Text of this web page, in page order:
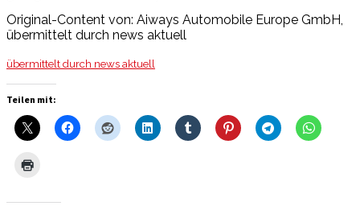
Original-Content von: Aiways Automobile Europe GmbH,
übermittelt durch news aktuell
übermittelt durch news aktuell
Teilen mit: